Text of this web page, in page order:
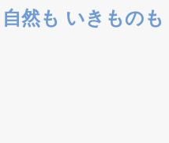
然も いきものも